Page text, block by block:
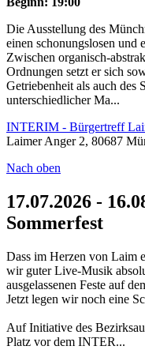
Die Ausstellung des
einen schonungslosen und
Zwischen organisch-
Ordnungen setzt er sich
Getriebenheit als auch des
unterschiedlicher Ma...
INTERIM - Bürgertreff
Laimer Anger 2, 80687
Nach oben
17.07.2026 -
Sommerfest
Dass im Herzen von Laim
wir guter Live-Musik
ausgelassenen Feste auf
Jetzt legen wir noch eine
Auf Initiative des
Platz vor dem INTER...